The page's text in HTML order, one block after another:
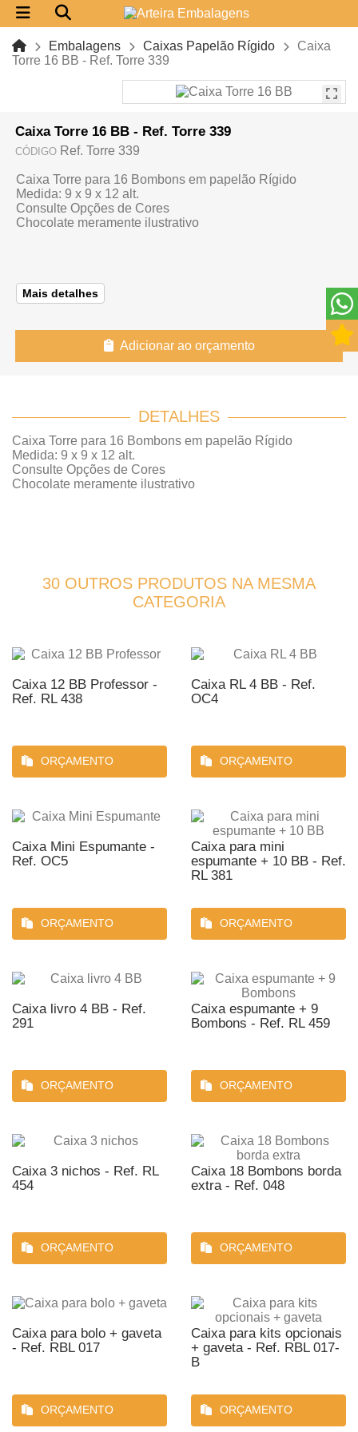
Embalagens Caixas Papelão Rígido
Caixa
Torre 16 BB - Ref. Torre 339
Caixa Torre 16 BB - Ref. Torre 339
CÓDIGO Ref. Torre 339
Caixa Torre para 16 Bombons em papelão Rígido
Medida: 9 x 9 x 12 alt.
Consulte Opções de Cores
Chocolate meramente ilustrativo
Mais detalhes
Adicionar ao orçamento
DETALHES
Caixa Torre para 16 Bombons em papelão Rígido
Medida: 9 x 9 x 12 alt.
Consulte Opções de Cores
Chocolate meramente ilustrativo
30 OUTROS PRODUTOS NA MESMA
CATEGORIA
Caixa 12 BB Professor -
Ref. RL 438
ORÇAMENTO
Caixa RL 4 BB - Ref.
OC4
ORÇAMENTO
Caixa Mini Espumante -
Ref. OC5
ORÇAMENTO
Caixa para mini
espumante + 10 BB - Ref.
RL 381
ORÇAMENTO
Caixa livro 4 BB - Ref.
291
ORÇAMENTO
Caixa espumante + 9
Bombons - Ref. RL 459
ORÇAMENTO
Caixa 3 nichos - Ref. RL
454
ORÇAMENTO
Caixa 18 Bombons borda
extra - Ref. 048
ORÇAMENTO
Caixa para bolo + gaveta
- Ref. RBL 017
ORÇAMENTO
Caixa para kits opcionais
+ gaveta - Ref. RBL 017-
B
ORÇAMENTO